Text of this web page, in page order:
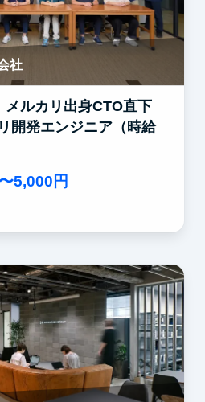
社
メルカリ出身CTO直下
開発エンジニア（時給
5,000円